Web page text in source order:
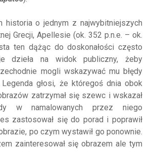
historia o jednym z najwybitniejszych
Grecji, Apellesie (ok. 352 p.n.e. – ok.
ten dążąc do doskonałości często
dzieła na widok publiczny, żeby
mogli wskazywać mu błędy
głosi, że któregoś dnia obok
zatrzymał się szewc i wskazał
w namalowanych przez niego
zastosował się do porad i poprawił
po czym wystawił go ponownie.
zainteresował się obrazem ale tym